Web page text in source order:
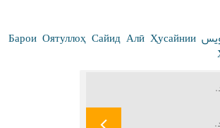
برای رهبر شهید بنویس Барои Оятуллоҳ Сайид Алӣ Ҳусайнии